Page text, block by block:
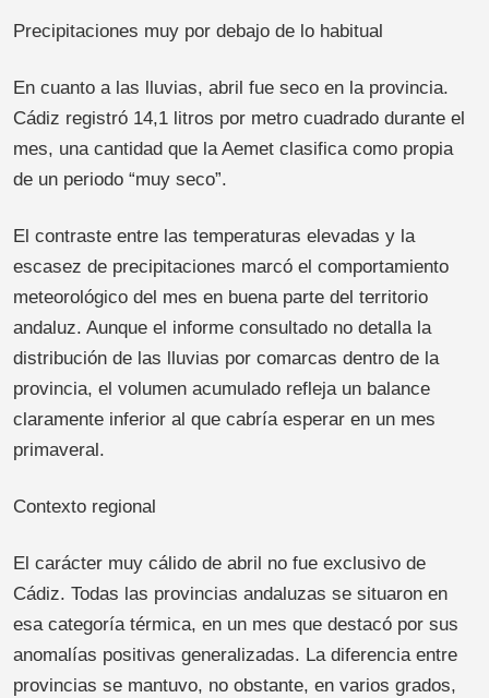
Precipitaciones muy por debajo de lo habitual
En cuanto a las lluvias, abril fue seco en la provincia.
Cádiz registró 14,1 litros por metro cuadrado durante el
mes, una cantidad que la Aemet clasifica como propia
de un periodo “muy seco”.
El contraste entre las temperaturas elevadas y la
escasez de precipitaciones marcó el comportamiento
meteorológico del mes en buena parte del territorio
andaluz. Aunque el informe consultado no detalla la
distribución de las lluvias por comarcas dentro de la
provincia, el volumen acumulado refleja un balance
claramente inferior al que cabría esperar en un mes
primaveral.
Contexto regional
El carácter muy cálido de abril no fue exclusivo de
Cádiz. Todas las provincias andaluzas se situaron en
esa categoría térmica, en un mes que destacó por sus
anomalías positivas generalizadas. La diferencia entre
provincias se mantuvo, no obstante, en varios grados,